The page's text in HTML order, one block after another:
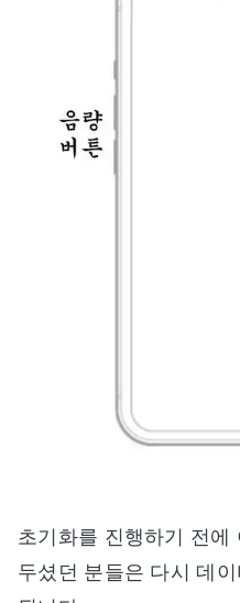
초기화를 진행하기 전에
두셨던 분들은 다시 데